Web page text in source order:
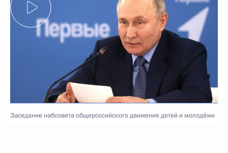
Заседание набсовета общероссийского движения детей и молодёжи